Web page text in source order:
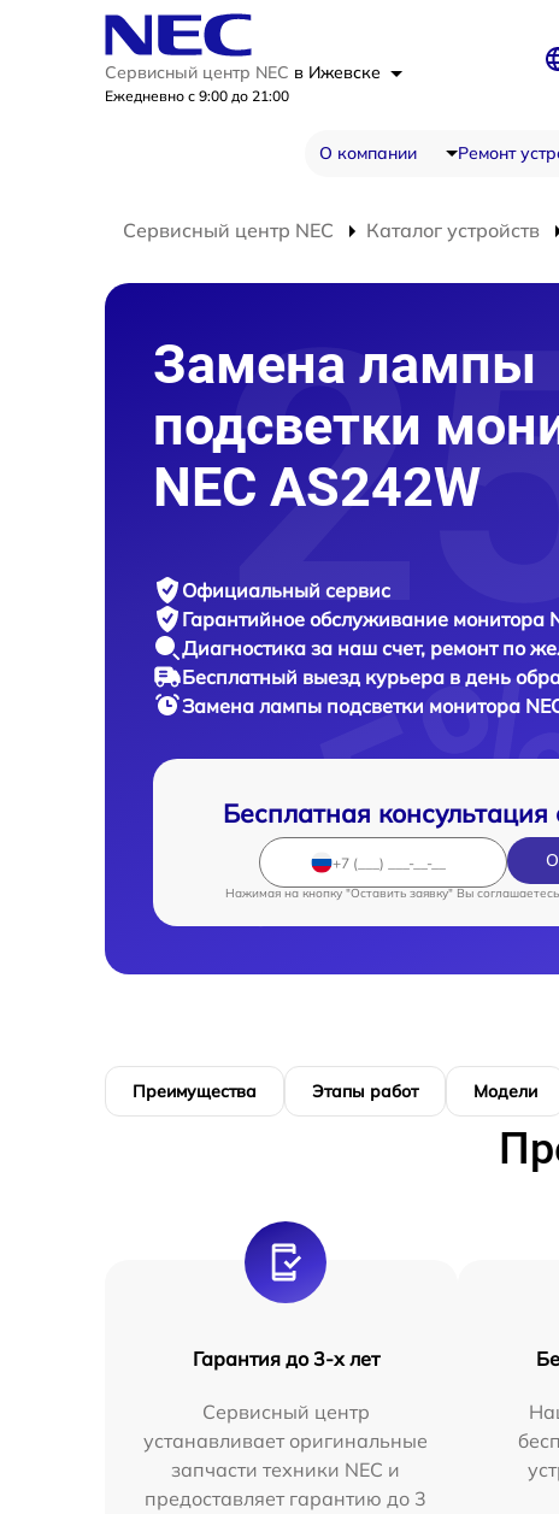
Сервисный центр NEC в Ижевске
Ежедневно с 9:00 до 21:00
О компании Ремонт
Сервисный центр NEC Каталог устройств
Замена лампы
подсветки
NEC AS242W
Официальный сервис
Гарантийное обслуживание монитора
Диагностика за наш счет, ремонт по
Бесплатный выезд курьера в день
Замена лампы подсветки монитора
Бесплатная
Нажимая на кнопку "Оставить заявку" Вы
Преимущества Этапы работ Модели
Гарантия до 3-х лет
Сервисный центр
устанавливает оригинальные
запчасти техники NEC и
предоставляет гарантию до 3